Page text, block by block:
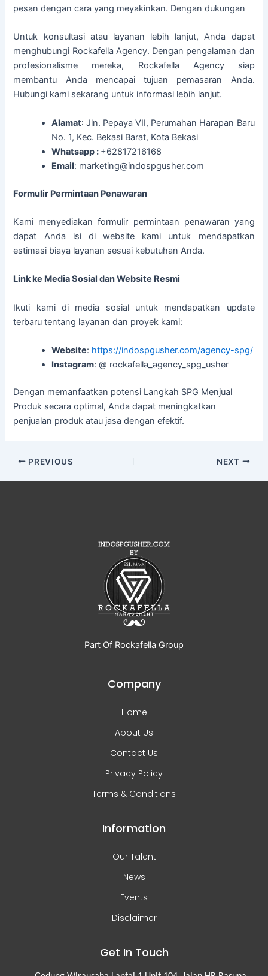
pesan dengan cara yang meyakinkan. Dengan dukungan
Untuk konsultasi atau layanan lebih lanjut, Anda dapat
menghubungi Rockafella Agency. Dengan pengalaman dan
profesionalisme mereka, Rockafella Agency siap
membantu Anda mencapai tujuan pemasaran Anda.
Hubungi kami sekarang untuk informasi lebih lanjut.
Alamat: Jln. Pepaya VII, Perumahan Harapan Baru
No. 1, Kec. Bekasi Barat, Kota Bekasi
Whatsapp : +62817216168
Email: marketing@indospgusher.com
Formulir Permintaan Penawaran
Kami menyediakan formulir permintaan penawaran yang
dapat Anda isi di website kami untuk mendapatkan
estimasi biaya layanan sesuai kebutuhan Anda.
Link ke Media Sosial dan Website Resmi
Ikuti kami di media sosial untuk mendapatkan update
terbaru tentang layanan dan proyek kami:
Website: https://indospgusher.com/agency-spg/
Instagram: @ rockafella_agency_spg_usher
Dengan memanfaatkan potensi Langkah SPG Menjual
Produk secara optimal, Anda dapat meningkatkan
penjualan produk atau jasa dengan efektif.
PREVIOUS NEXT
Part Of Rockafella Group
Company
Home
About Us
Contact Us
Privacy Policy
Terms & Conditions
Information
Our Talent
News
Events
Disclaimer
Get In Touch